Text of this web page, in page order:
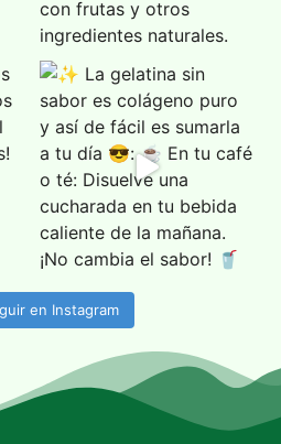
en Instagram